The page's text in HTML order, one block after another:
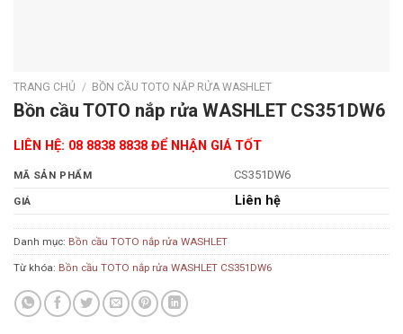
TRANG CHỦ / BỒN CẦU TOTO NẮP RỬA WASHLET
Bồn cầu TOTO nắp rửa WASHLET CS351DW6
LIÊN HỆ: 08 8838 8838 ĐỂ NHẬN GIÁ TỐT
MÃ SẢN PHẨM CS351DW6
GIÁ Liên hệ
Danh mục: Bồn cầu TOTO nắp rửa WASHLET
Từ khóa: Bồn cầu TOTO nắp rửa WASHLET CS351DW6